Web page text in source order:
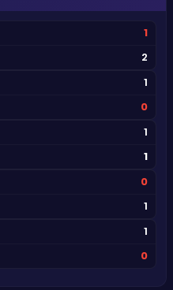
1
2
1
0
1
1
0
1
1
0